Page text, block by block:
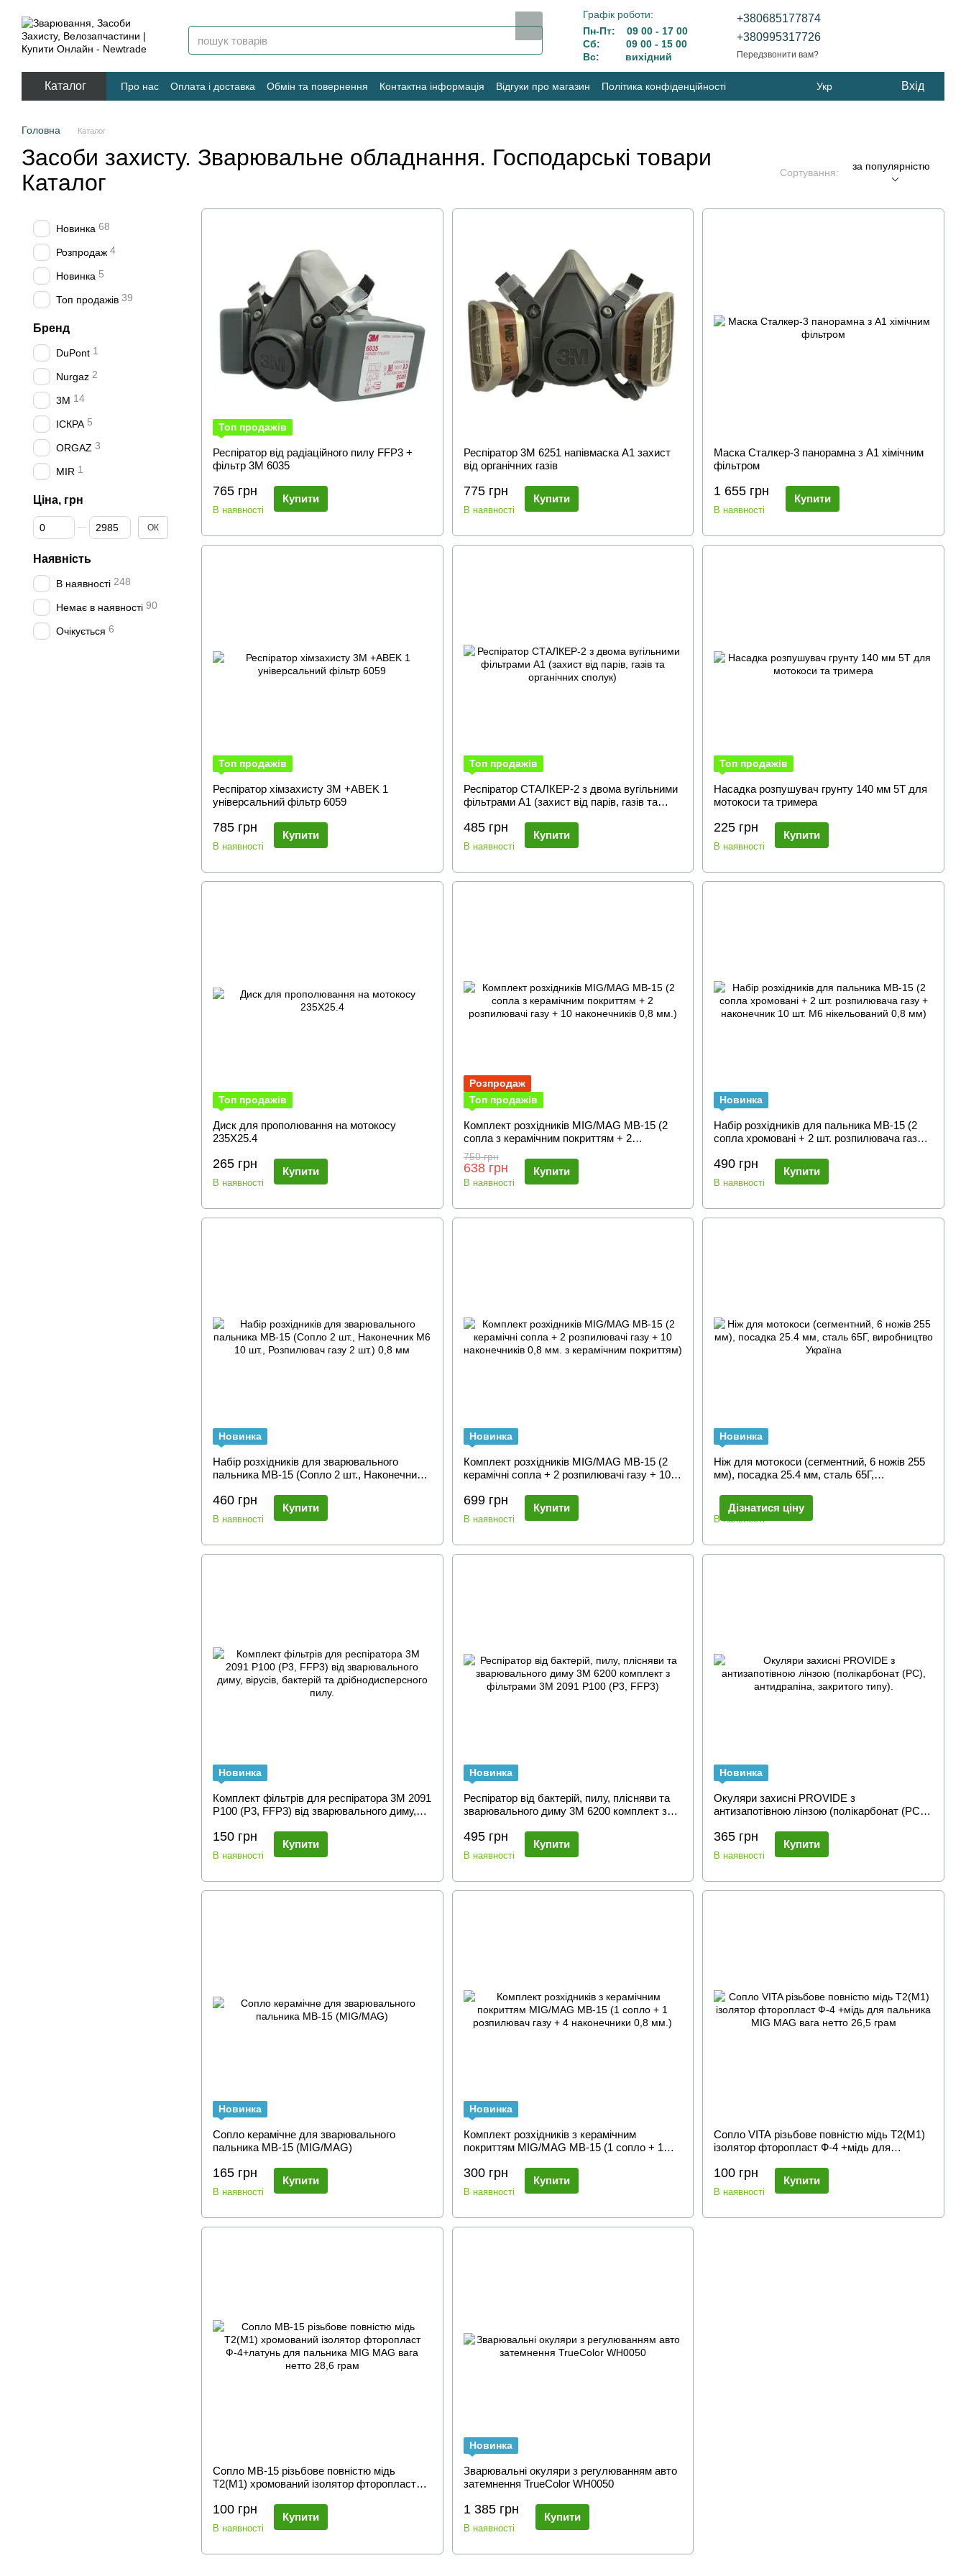
Графік роботи:
Пн-Пт: 09 00 - 17 00
Сб: 09 00 - 15 00
Вс: вихідний
+380685177874
+380995317726
Передзвонити вам?
Каталог Про нас Оплата і доставка Обмін та повернення Контактна інформація Відгуки про магазин
Політика конфіденційності
Угода користувача
Укр Вхід
Головна Каталог
Засоби захисту. Зварювальне обладнання. Господарські товари
Каталог
Сортування:
за популярністю
Топ продажів
Респіратор від радіаційного пилу FFP3 +
фільтр 3М 6035
765 грн
Купити
В наявності
Респіратор 3М 6251 напівмаска A1 захист
від органічних газів
775 грн
Купити
В наявності
Маска Сталкер-3 панорамна з А1 хімічним
фільтром
1 655 грн
Купити
В наявності
Топ продажів
Респіратор хімзахисту 3М +ABEK 1
універсальний фільтр 6059
785 грн
Купити
В наявності
Топ продажів
Респіратор СТАЛКЕР-2 з двома вугільними
фільтрами A1 (захист від парів, газів та
485 грн
Купити
В наявності
Топ продажів
Насадка розпушувач грунту 140 мм 5Т для
мотокоси та тримера
225 грн
Купити
В наявності
Топ продажів
Диск для прополювання на мотокосу
235Х25.4
265 грн
Купити
В наявності
Розпродаж
Топ продажів
Комплект розхідників MIG/MAG MB-15 (2
сопла з керамічним покриттям + 2
розпилювачі газу + 10 наконечників 0,8 мм.)
750 грн
638 грн Купити
В наявності
Новинка
Набір розхідників для пальника MB-15 (2
сопла хромовані + 2 шт. розпилювача газу +
490 грн
Купити
В наявності
Новинка
Набір розхідників для зварювального
пальника MB-15 (Сопло 2 шт., Наконечник
460 грн
Купити
В наявності
Новинка
Комплект розхідників MIG/MAG MB-15 (2
керамічні сопла + 2 розпилювачі газу + 10
покриттям)
699 грн
Купити
В наявності
Новинка
Ніж для мотокоси (сегментний, 6 ножів 255
мм), посадка 25.4 мм, сталь 65Г,
Дізнатися ціну
В наявності
Новинка
Комплект фільтрів для респіратора 3M 2091
P100 (P3, FFP3) від зварювального диму,
пилу.
150 грн
Купити
В наявності
Новинка
Респіратор від бактерій, пилу, плісняви ​​та
зварювального диму 3М 6200 комплект з
495 грн
Купити
В наявності
Новинка
Окуляри захисні PROVIDE з
антизапотівною лінзою (полікарбонат (PC),
365 грн
Купити
В наявності
Новинка
Сопло керамічне для зварювального
пальника MB-15 (MIG/MAG)
165 грн
Купити
В наявності
Новинка
Комплект розхідників з керамічним
покриттям MIG/MAG MB-15 (1 сопло + 1
300 грн
Купити
В наявності
Сопло VITA різьбове повністю мідь Т2(М1)
ізолятор фторопласт Ф-4 +мідь для
100 грн
Купити
В наявності
Сопло МВ-15 різьбове повністю мідь
Т2(М1) хромований ізолятор фторопласт
нетто 28,6 грам
100 грн
Купити
В наявності
Новинка
Зварювальні окуляри з регулюванням авто
затемнення TrueColor WH0050
1 385 грн
Купити
В наявності
Новинка 68
Розпродаж 4
Новинка 5
Топ продажів 39
Бренд
DuPont 1
Nurgaz 2
3M 14
ІСКРА 5
ORGAZ 3
MIR 1
Ціна, грн
Від Ціна, грн
До Ціна, грн ОК
Наявність
В наявності 248
Немає в наявності 90
Очікується 6